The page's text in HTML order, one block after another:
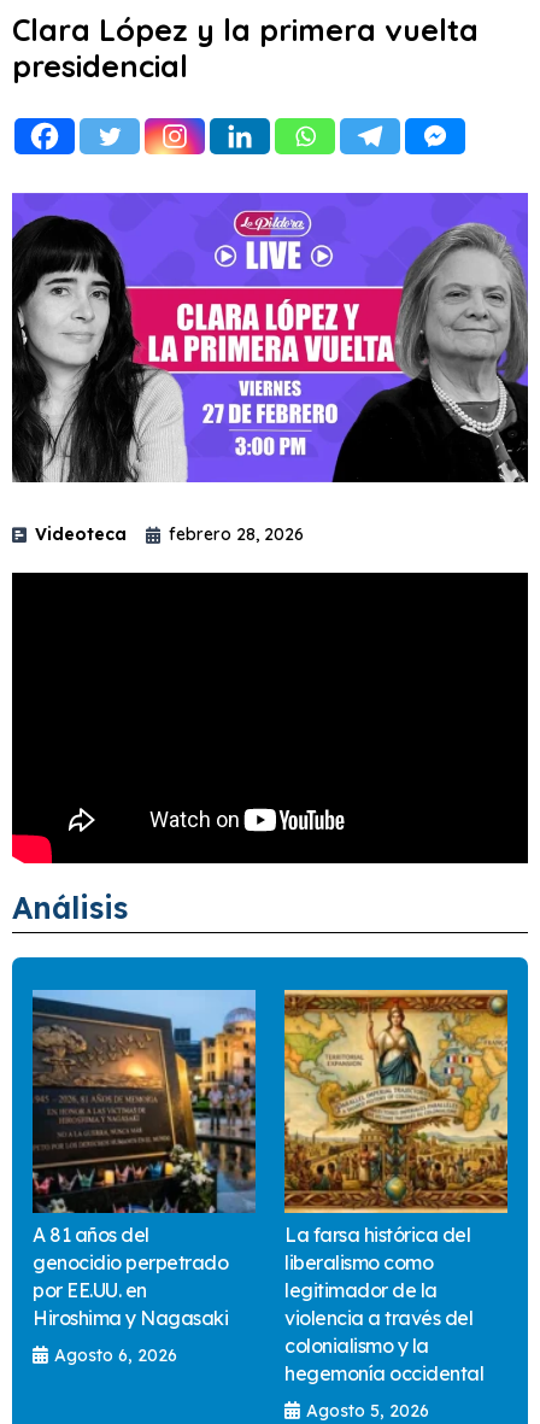
Clara López y la primera vuelta
presidencial
Videoteca febrero 28, 2026
Análisis
A 81 años del
genocidio perpetrado
por EE.UU. en
Hiroshima y Nagasaki
Agosto 6, 2026
La farsa histórica del
liberalismo como
legitimador de la
violencia a través del
colonialismo y la
hegemonía occidental
Agosto 5, 2026